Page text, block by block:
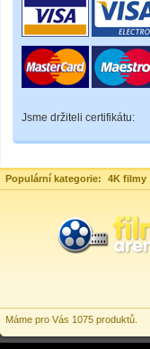
Jsme držiteli certifikátu:
Populární kategorie: 4K filmy
Máme pro Vás 1075 produktů.